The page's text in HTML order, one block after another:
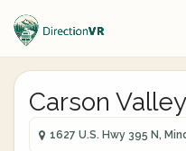
Carson
1627 U.S. Hwy 395 N,